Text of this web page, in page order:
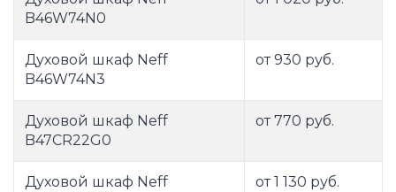
B46W74N0
Духовой шкаф Neff
B46W74N3
от 930 руб.
Духовой шкаф Neff
B47CR22G0
от 770 руб.
Духовой шкаф Neff
от 1 130 руб.